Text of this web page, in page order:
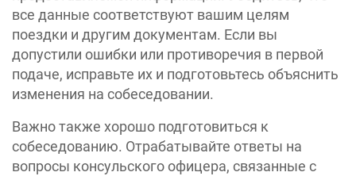
все данные соответствуют вашим целям
поездки и другим документам. Если вы
допустили ошибки или противоречия в первой
подаче, исправьте их и подготовьтесь объяснить
изменения на собеседовании.
Важно также хорошо подготовиться к
собеседованию. Отрабатывайте ответы на
вопросы консульского офицера, связанные с